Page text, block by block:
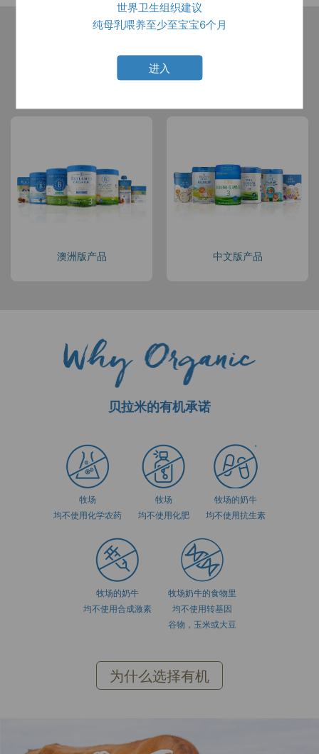
世界卫生组织建议
纯母乳喂养至少至宝宝6个月
进入
所有产品
澳洲版产品 中文版产品
贝拉米的有机承诺
牧场
均不使用化学农药
牧场
均不使用化肥
牧场的奶牛
均不使用抗生素
牧场的奶牛
均不使用合成激素
牧场奶牛的食物里
均不使用转基因
谷物，玉米或大豆
为什么选择有机